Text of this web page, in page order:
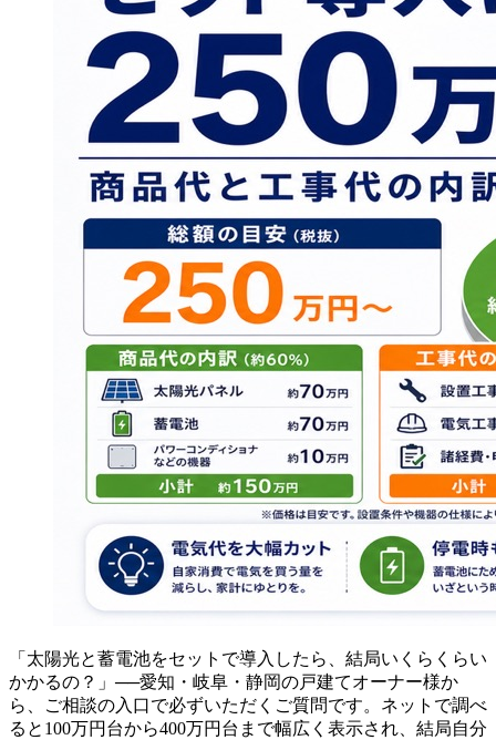
「太陽光と蓄電池をセットで導入したら、結局いくらくらい
かかるの？」──愛知・岐阜・静岡の戸建てオーナー様か
ら、ご相談の入口で必ずいただくご質問です。ネットで調べ
ると100万円台から400万円台まで幅広く表示され、結局自分